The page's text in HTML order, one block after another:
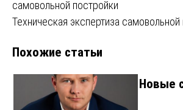
по
самовольной постройки
Техническая экспертиза самовольной
Похожие статьи
Новые